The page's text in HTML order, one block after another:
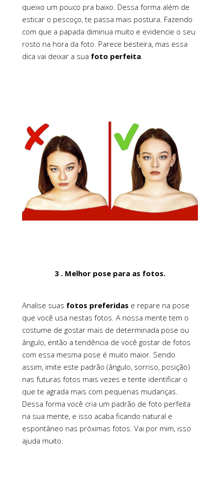
queixo um pouco pra baixo. Dessa forma além de
esticar o pescoço, te passa mais postura. Fazendo
com que a papada diminua muito e evidencie o seu
rosto na hora da foto. Parece besteira, mas essa
dica vai deixar a sua foto perfeita
3 . Melhor pose para as fotos.
Analise suas fotos preferidas e repare na pose
que você usa nestas fotos. A nossa mente tem o
costume de gostar mais de determinada pose ou
ângulo, então a tendência de você gostar de fotos
com essa mesma pose é muito maior. Sendo
assim, imite este padrão (ângulo, sorriso, posição)
nas futuras fotos mais vezes e tente identificar o
que te agrada mais com pequenas mudanças.
Dessa forma você cria um padrão de foto perfeita
na sua mente, e isso acaba ficando natural e
espontâneo nas próximas fotos. Vai por mim, isso
ajuda muito.